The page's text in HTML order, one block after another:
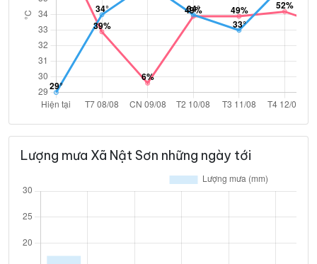
Lượng mưa Xã Nật Sơn những ngày tới